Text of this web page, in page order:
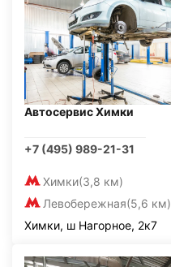
Автосервис Химки
+7 (495) 989-21-31
Химки(3,8 км)
Левобережная(5,6 км)
Химки, ш Нагорное, 2к7